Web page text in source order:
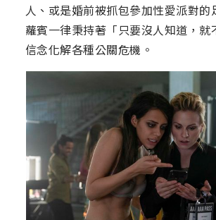
人、或是婚前被抓包參加性愛派對的
蘿賓一律秉持著「只要沒人知道，就
信念化解各種公關危機。